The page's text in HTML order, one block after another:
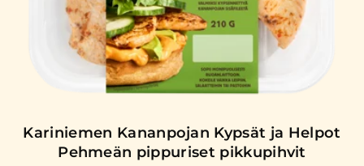
Kariniemen Kananpojan Kypsät ja Helpot
Pehmeän pippuriset pikkupihvit